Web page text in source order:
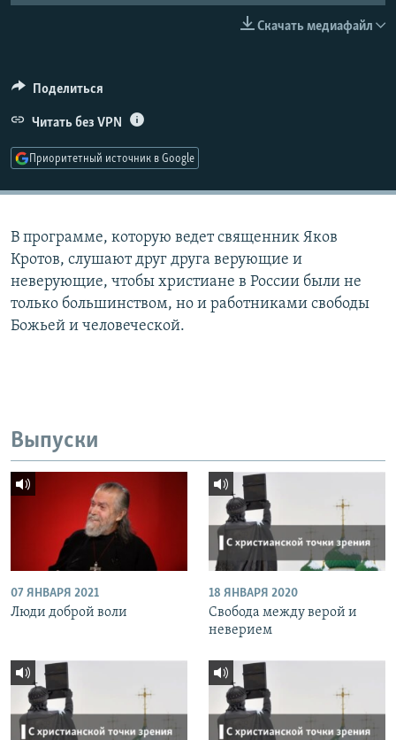
СОЦИАЛЬНЫЕ СЕТИ
Скачать медиафайл
Поделиться
Читать без VPN
Приоритетный источник в Google
В программе, которую ведет священник Яков
Кротов, слушают друг друга верующие и
неверующие, чтобы христиане в России были не
только большинством, но и работниками свободы
Божьей и человеческой.
Выпуски
07 ЯНВАРЯ 2021
Люди доброй воли
18 ЯНВАРЯ 2020
Свобода между верой и
неверием